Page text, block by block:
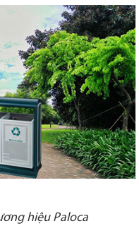
hiệu Paloca